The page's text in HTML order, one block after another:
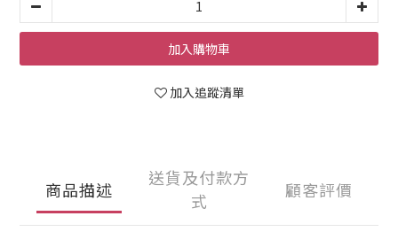
加入購物車
加入追蹤清單
商品描述
送貨及付款方
式
顧客評價